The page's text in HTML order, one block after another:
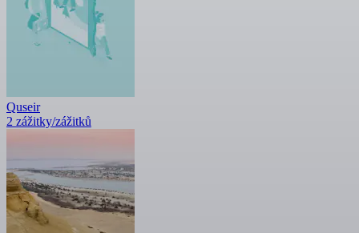
Quseir
2 zážitky/zážitků